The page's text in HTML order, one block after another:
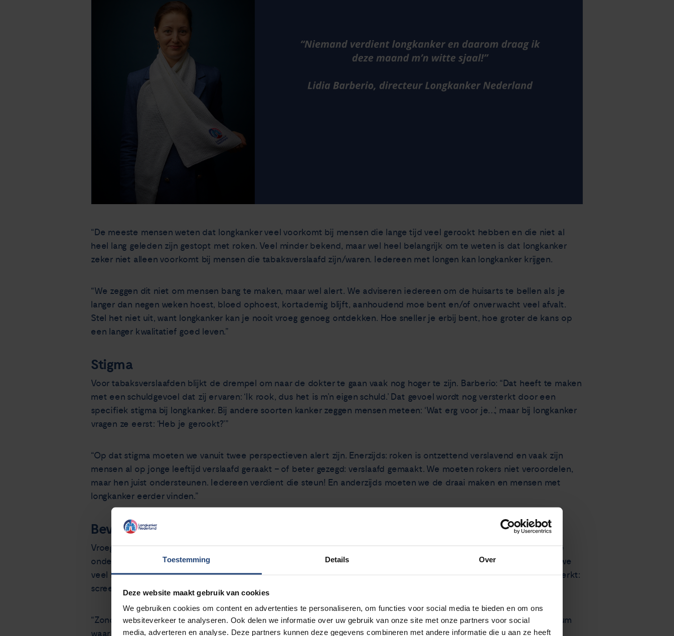
Toestemming Details Over
Deze website maakt gebruik van cookies
We gebruiken cookies om content en advertenties te personaliseren, om functies voor social media te bieden en om ons
websiteverkeer te analyseren. Ook delen we informatie over uw gebruik van onze site met onze partners voor social
media, adverteren en analyse. Deze partners kunnen deze gegevens combineren met andere informatie die u aan ze heeft
“De meeste mensen weten dat longkanker veel voorkomt bij mensen die lange tijd veel gerookt hebben en die niet al
heel lang geleden zijn gestopt met roken. Veel minder bekend, maar wel heel belangrijk om te weten is dat longkanker
zeker niet alleen voorkomt bij mensen die tabaksverslaafd zijn/waren. Iedereen met longen kan longkanker krijgen.
“We zeggen dit niet om mensen bang te maken, maar wel alert. We adviseren iedereen om de huisarts te bellen als je
langer dan negen weken hoest, bloed ophoest, kortademig blijft, aanhoudend moe bent en/of onverwacht veel afvalt.
Stel het niet uit, want longkanker kan je nooit vroeg genoeg ontdekken. Hoe sneller je erbij bent, hoe groter de kans op
een langer kwalitatief goed leven.”
Stigma
Voor tabaksverslaafden blijkt de drempel om naar de dokter te gaan vaak nog hoger te zijn. Barberio: “Dat heeft te maken
met een schuldgevoel dat zij ervaren: ‘Ik rook, dus het is m’n eigen schuld.’ Dat gevoel wordt nog versterkt door een
specifiek stigma bij longkanker. Bij andere soorten kanker zeggen mensen meteen: ‘Wat erg voor je…’, maar bij longkanker
vragen ze eerst: ‘Heb je gerookt?’”
“Op dat stigma moeten we vanuit twee perspectieven alert zijn. Enerzijds: roken is ontzettend verslavend en vaak zijn
mensen al op jonge leeftijd verslaafd geraakt – of beter gezegd: verslaafd gemaakt. We moeten rokers niet veroordelen,
maar hen juist ondersteunen. Iedereen verdient die steun! En anderzijds moeten we de draai maken en mensen met
longkanker eerder vinden.”
Bevolkingsonderzoek
Vroege opsporing dus als sleutel waarmee de strijd tegen longkanker veel vaker kan worden gewonnen. “Verschillende
onderzoeken richten zich op nieuwe vormen van diagnostiek zoals een ademanalyse en bloedonderzoek. Daar zien we
veel hoopgevende ontwikkelingen, maar van één ding weten we door wetenschappelijk onderzoek al zeker dat het werkt:
screening met een CT-scan.”
“Zonder screening (bevolkingsonderzoek) wordt longkanker in meer dan de helft van de keren gevonden in een stadium
waarbij genezing niet meer mogelijk is. Als je jaarlijks een CT-scan doet bij mensen die een hoog risico hebben om